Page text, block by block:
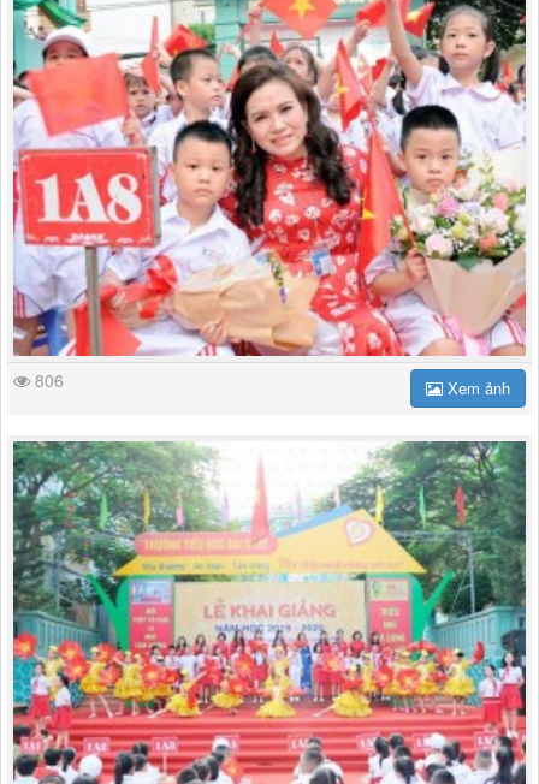
806 Xem ảnh